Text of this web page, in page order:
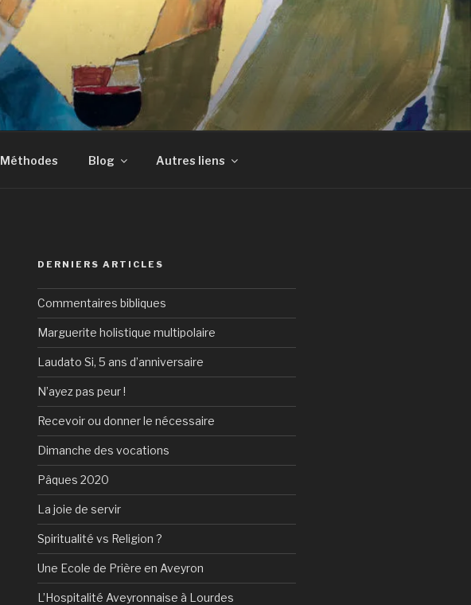
Méthodes Blog Autres liens
DERNIERS ARTICLES
Commentaires bibliques
Marguerite holistique multipolaire
Laudato Si, 5 ans d’anniversaire
N’ayez pas peur !
Recevoir ou donner le nécessaire
Dimanche des vocations
Pâques 2020
La joie de servir
Spiritualité vs Religion ?
Une Ecole de Prière en Aveyron
L’Hospitalité Aveyronnaise à Lourdes